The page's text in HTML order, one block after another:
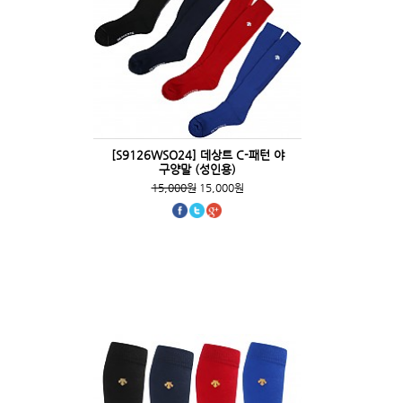
[S9126WSO24] 데상트 C-패턴 야
구양말 (성인용)
15,000원15,000원